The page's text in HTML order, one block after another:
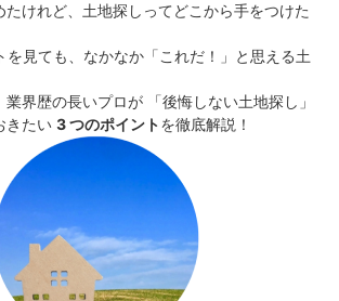
けれど、土地探しってどこから手をつけた
を見ても、なかなか「これだ！」と思える土
界歴の長いプロが 「後悔しない土地探し」
きたい 3 つのポイントを徹底解説！